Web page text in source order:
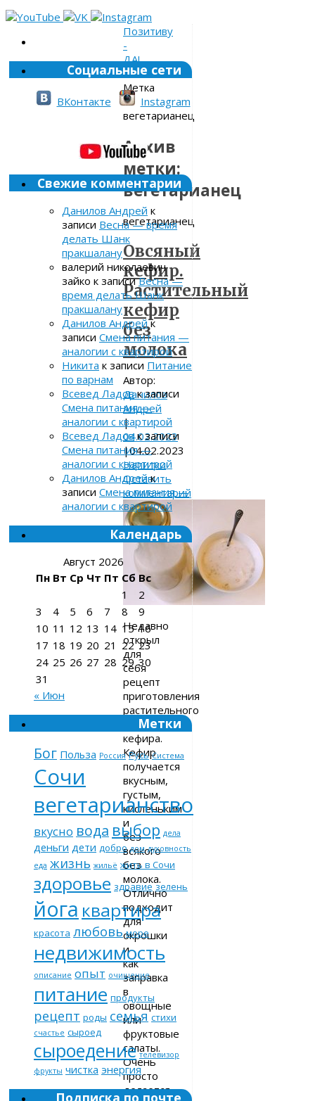
Позитиву
-
ДА!
»
Метка
»
вегетарианец
Архив
метки:
вегетарианец
вегетарианец
Овсяный
кефир.
Растительный
кефир
без
молока
Автор:
Данилов
Андрей
|
04.02.2023
|04.02.2023
Напитки
Оставить
комментарий
Недавно
открыл
для
себя
рецепт
приготовления
растительного
овсяного
кефира.
Кефир
получается
вкусным,
густым,
кисленьким
и
без
всякого
без
молока.
Отлично
подходит
для
окрошки
и
как
заправка
в
овощные
или
фруктовые
салаты.
Очень
просто
делается,
Социальные сети
ВКонтакте Instagram
Свежие комментарии
Данилов Андрей к
записи Весна — время
делать Шанк
пракшалану
валерий николаевич
зайко к записиВесна —
время делать Шанк
пракшалану
Данилов Андрейк
записи Смена питания —
аналогии с квартирой
Никита к записи Питание
по варнам
Всевед Ладовк записи
Смена питания —
аналогии с квартирой
Всевед Ладовк записи
Смена питания —
аналогии с квартирой
Данилов Андрейк
записи Смена питания —
аналогии с квартирой
Календарь
Август 2026
Пн Вт Ср Чт Пт Сб Вс
1
2
3
4 5 6 7 8
9
10 11 12 13 14 15 16
17 18 19 20 21 22 23
24 25 26 27 28 29 30
31
« Июн
Метки
Бог Польза Россия Русь Система
Сочи
вегетарианство
вкусно вода выбор дела
деньги дети добро дом духовность
еда жизнь жильё жить в Сочи
здоровье здравие зелень
йога квартира
красота любовь море
недвижимость
описание опыт очищение
питание продукты
рецепт роды семья стихи
счастье сыроед
сыроедение телевизор
фрукты чистка энергия
Подписка по почте